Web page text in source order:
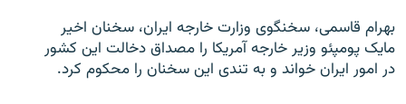
بهرام قاسمی، سخنگوی وزارت خارجه ایران، سخنان اخیر
مایک پومپئو وزیر خارجه آمریکا را مصداق دخالت این کشور
در امور ایران خواند و به تندی این سخنان را محکوم کرد.